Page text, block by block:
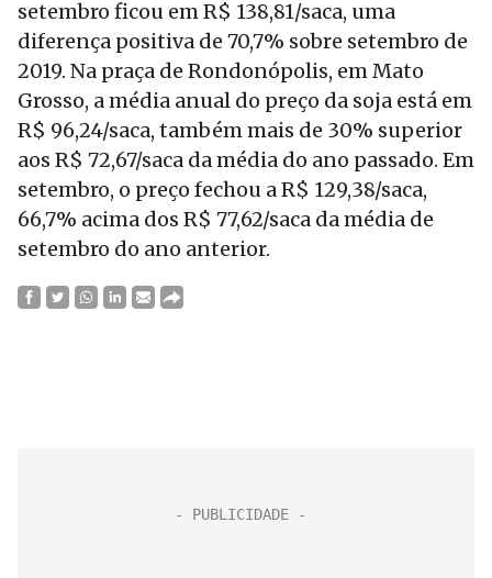
setembro ficou em R$ 138,81/saca, uma
diferença positiva de 70,7% sobre setembro de
2019. Na praça de Rondonópolis, em Mato
Grosso, a média anual do preço da soja está em
R$ 96,24/saca, também mais de 30% superior
aos R$ 72,67/saca da média do ano passado. Em
setembro, o preço fechou a R$ 129,38/saca,
66,7% acima dos R$ 77,62/saca da média de
setembro do ano anterior.